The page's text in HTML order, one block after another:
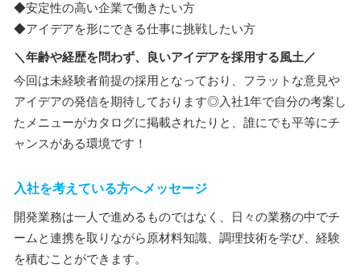
◆安定性の高い企業で働きたい方
◆アイデアを形にできる仕事に挑戦したい方
＼年齢や経歴を問わず、良いアイデアを採用する風土／
今回は未経験者前提の採用となっており、フラットな意見や
アイデアの発信を期待しております◎入社1年で自分の考案し
たメニューがカタログに掲載されたりと、誰にでも平等にチ
ャンスがある環境です！
入社を考えている方へメッセージ
開発業務は一人で進めるものではなく、日々の業務の中でチ
ームと連携を取りながら原材料知識、調理技術を学び、経験
を積むことができます。